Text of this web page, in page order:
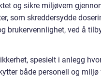
og sikre miljøvern
som skreddersydde
brukervennlighet, ved å
spesielt i anlegg
både personell og miljø